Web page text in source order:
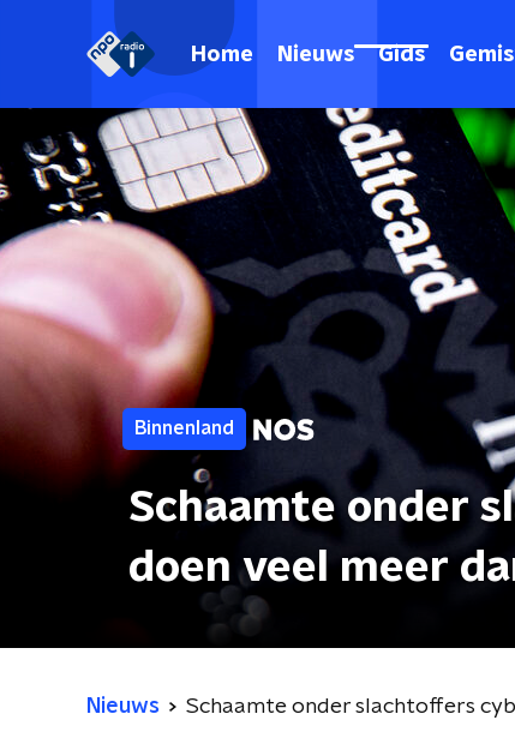
Home Nieuws Gids
Binnenland
Schaamte onder
doen veel meer
Nieuws Schaamte onder slachtoffers